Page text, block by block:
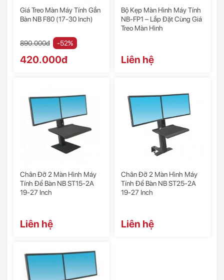
Giá Treo Màn Máy Tính Gắn
Bàn NB F80 (17-30 Inch)
890.000đ -52%
420.000đ
Bộ Kẹp Màn Hình Máy Tính
NB-FP1 – Lắp Đặt Cùng Giá
Treo Màn Hình
Liên hệ
Chân Đỡ 2 Màn Hình Máy
Tính Để Bàn NB ST15-2A
19-27 Inch
Liên hệ
Chân Đỡ 2 Màn Hình Máy
Tính Để Bàn NB ST25-2A
19-27 Inch
Liên hệ